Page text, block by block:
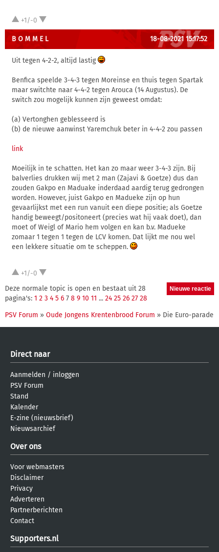
+1/-0
B O M M E L 18-08-2021 15:17:52
Uit tegen 4-2-2, altijd lastig
Benfica speelde 3-4-3 tegen Moreinse en thuis tegen Spartak
maar switchte naar 4-4-2 tegen Arouca (14 Augustus). De
switch zou mogelijk kunnen zijn geweest omdat:
(a) Vertonghen geblesseerd is
(b) de nieuwe aanwinst Yaremchuk beter in 4-4-2 zou passen
link
Moeilijk in te schatten. Het kan zo maar weer 3-4-3 zijn. Bij
balverlies drukken wij met 2 man (Zajavi & Goetze) dus dan
zouden Gakpo en Maduake inderdaad aardig terug gedrongen
worden. However, juist Gakpo en Madueke zijn op hun
gevaarlijkst met een run vanuit een diepe positie; als Goetze
handig beweegt/positoneert (precies wat hij vaak doet), dan
moet of Weigl of Mario hem volgen en kan b.v. Madueke
zomaar 1 tegen 1 tegen de LCV komen. Dat lijkt me nou wel
een lekkere situatie om te scheppen.
+1/-0
Deze normale topic is open en bestaat uit 28
pagina's: 1 2 3 4 5 6 7 8 9 10 11 ... 24 25 26 27 28
PSV Forum » Oude Jongens Krentenbrood Forum » Die Euro-parade
Direct naar
Aanmelden / inloggen
PSV Forum
Stand
Kalender
E-zine (nieuwsbrief)
Nieuwsarchief
Over ons
Voor webmasters
Disclaimer
Privacy
Adverteren
Partnerberichten
Contact
Supporters.nl